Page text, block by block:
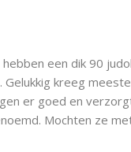
een dik 90
kreeg
er goed en
Mochten ze